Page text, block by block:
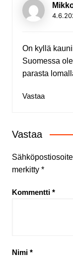
On kyllä
Suomessa
parasta
Vastaa
Vastaa
merkitty *
Kommentti *
Nimi *